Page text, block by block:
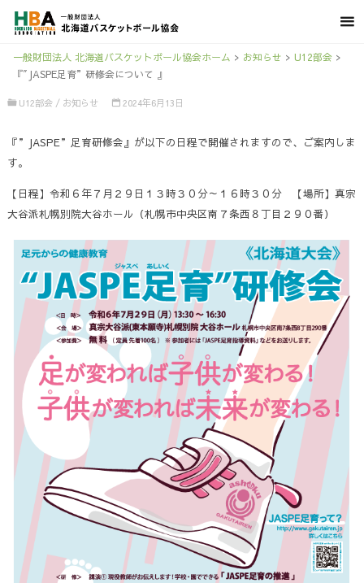
一般財団法人 北海道バスケットボール協会ホーム > お知らせ > U12部会>
『″JASPE足育”研修会について 』
U12部会 / お知らせ 2024年6月13日
『”JASPE”足育研修会』が以下の日程で開催されますので、ご案内しま
す。
【日程】令和６年７月２９日１３時３０分～１６時３０分 【場所】真宗
大谷派札幌別院大谷ホール（札幌市中央区南７条西８丁目２９０番）